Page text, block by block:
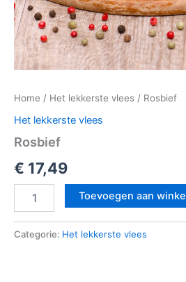
Home / Het lekkerste vlees / Rosbief
Het lekkerste vlees
Rosbief
€ 17,49
Toevoegen aan
Categorie: Het lekkerste vlees